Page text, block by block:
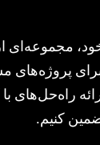
مجموعه‌ای
راه‌حل‌های
کنیم.